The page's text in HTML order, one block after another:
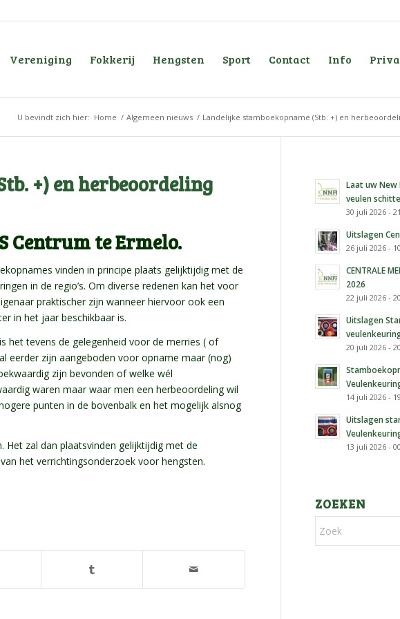
Vereniging Fokkerij Hengsten Sport Contact Info
U bevindt zich hier: Home / Algemeen nieuws / Landelijke stamboekopname (Stb. +) en
+) en herbeoordeling
Centrum te Ermelo.
vinden in principe plaats gelijktijdig met de
in de regio’s. Om diverse redenen kan het voor
praktischer zijn wanneer hiervoor ook een
in het jaar beschikbaar is.
het tevens de gelegenheid voor de merries ( of
eerder zijn aangeboden voor opname maar (nog)
zijn bevonden of welke wél
waren maar waar men een herbeoordeling wil
punten in de bovenbalk en het mogelijk alsnog
Het zal dan plaatsvinden gelijktijdig met de
het verrichtingsonderzoek voor hengsten.
Laat uw New
veulen
30 juli 2026 -
Uitslagen
26 juli 2026 -
CENTRALE
2026
22 juli 2026 -
Uitslagen
20 juli 2026 -
14 juli 2026 -
Uitslagen
13 juli 2026 -
ZOEKEN